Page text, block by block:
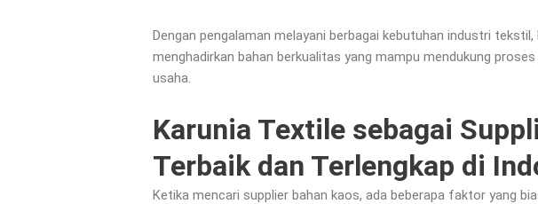
Dengan pengalaman melayani berbagai kebutuhan industri
menghadirkan bahan berkualitas yang mampu mendukung
usaha.
Karunia Textile sebagai
Terbaik dan Terlengkap di
Ketika mencari supplier bahan kaos, ada beberapa faktor yang